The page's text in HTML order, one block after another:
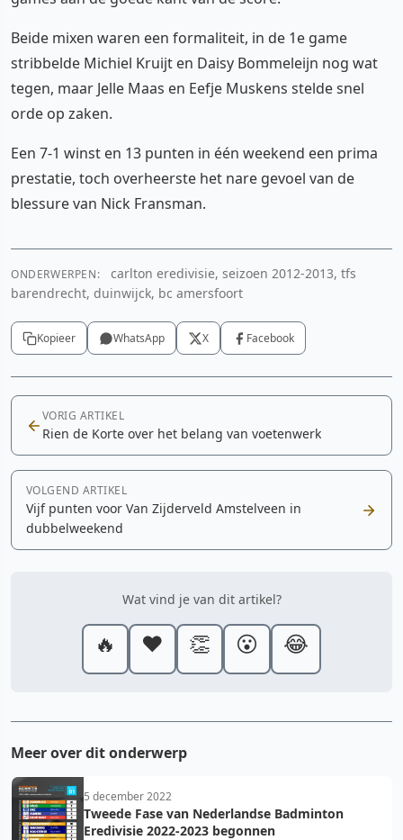
Beide mixen waren een formaliteit, in de 1e game
stribbelde Michiel Kruijt en Daisy Bommeleijn nog wat
tegen, maar Jelle Maas en Eefje Muskens stelde snel
orde op zaken.
Een 7-1 winst en 13 punten in één weekend een prima
prestatie, toch overheerste het nare gevoel van de
blessure van Nick Fransman.
ONDERWERPEN:
carlton eredivisie, seizoen 2012-2013, tfs
barendrecht, duinwijck, bc amersfoort
Kopieer WhatsApp X Facebook
VORIG ARTIKEL
Rien de Korte over het belang van voetenwerk
VOLGEND ARTIKEL
Vijf punten voor Van Zijderveld Amstelveen in
dubbelweekend
Wat vind je van dit artikel?
🔥 ❤️ 👏 😮 😂
Meer over dit onderwerp
5 december 2022
Tweede Fase van Nederlandse Badminton
Eredivisie 2022-2023 begonnen